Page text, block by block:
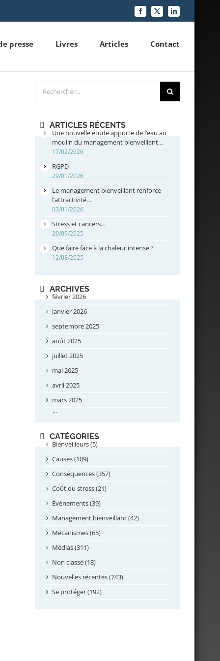
Facebook
X LinkedIn
presse Livres Articles Contact
Rechercher
ARTICLES RÉCENTS
Une nouvelle étude apporte de l’eau au
moulin du management bienveillant…
17/02/2026
RGPD
29/01/2026
Le management bienveillant renforce
l’attractivité…
03/01/2026
Stress et cancers…
20/09/2025
Que faire face à la chaleur intense ?
12/08/2025
ARCHIVES
février 2026
janvier 2026
septembre 2025
août 2025
juillet 2025
mai 2025
avril 2025
mars 2025
février 2025
septembre 2024
août 2024
juillet 2024
juin 2024
mai 2024
avril 2024
février 2024
janvier 2024
novembre 2023
octobre 2023
septembre 2023
CATÉGORIES
Bienveilleurs (5)
Causes (109)
Conséquences (357)
Coût du stress (21)
Évènements (39)
Management bienveillant (42)
Mécanismes (65)
Médias (311)
Non classé (13)
Nouvelles récentes (743)
Se protéger (192)